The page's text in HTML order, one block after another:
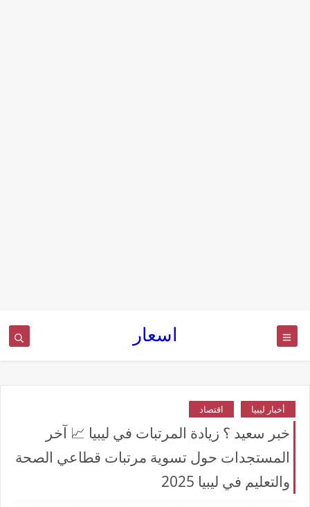
اسعار
أخبار ليبيا اقتصاد
خبر سعيد ؟ زيادة المرتبات في ليبيا 📈 آخر
المستجدات حول تسوية مرتبات قطاعي الصحة
والتعليم في ليبيا 2025